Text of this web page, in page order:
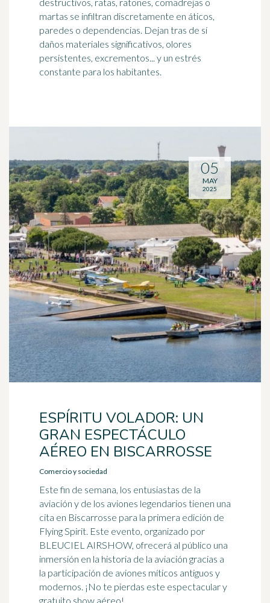
martas se infiltran discretamente en áticos,
paredes o dependencias. Dejan tras de sí
daños materiales significativos, olores
persistentes, excrementos... y un estrés
constante para los habitantes.
ESPÍRITU VOLADOR: UN
GRAN ESPECTÁCULO
AÉREO EN BISCARROSSE
Comercio y sociedad
Este fin de semana, los entusiastas de la
aviación y de los aviones legendarios tienen una
cita en Biscarrosse para la primera edición de
Flying Spirit. Este evento, organizado por
BLEUCIEL AIRSHOW, ofrecerá al público una
inmersión en la historia de la aviación gracias a
la participación de aviones míticos antiguos y
modernos. ¡No te pierdas este espectacular y
gratuito show aéreo!
05
MAY
2025